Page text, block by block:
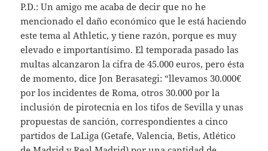
P.D.: Un amigo me acaba de decir que no he
mencionado el daño económico que le está haciendo
este tema al Athletic, y tiene razón, porque es muy
elevado e importantísimo. El temporada pasado las
multas alcanzaron la cifra de 45.000 euros, pero ésta
de momento, dice Jon Berasategi: “llevamos 30.000€
por los incidentes de Roma, otros 30.000 por la
inclusión de pirotecnia en los tifos de Sevilla y unas
propuestas de sanción, correspondientes a cinco
partidos de LaLiga (Getafe, Valencia, Betis, Atlético